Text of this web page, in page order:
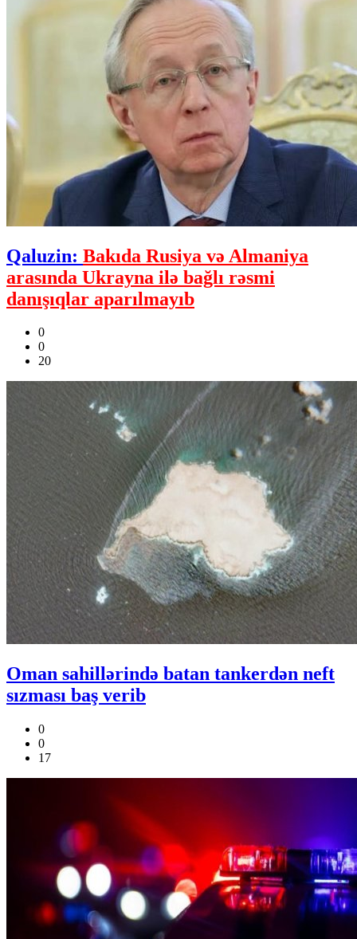
Qaluzin: Bakıda Rusiya və Almaniya
arasında Ukrayna ilə bağlı rəsmi
danışıqlar aparılmayıb
0
0
20
Oman sahillərində batan tankerdən neft
sızması baş verib
0
0
17